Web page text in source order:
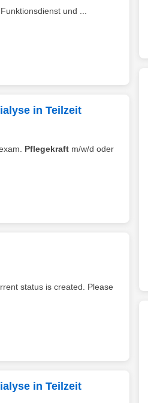
und ...
in Teilzeit
Pflegekraft m/w/d oder
status is created. Please
in Teilzeit